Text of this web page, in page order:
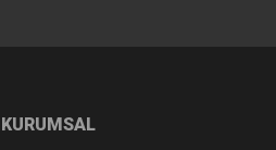
KURUMSAL